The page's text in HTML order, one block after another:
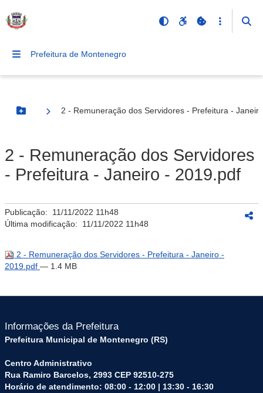
Prefeitura de Montenegro
Botão Menu
2 - Remuneração dos Servidores - Prefeitura -
2 - Remuneração dos Servidores
- Prefeitura - Janeiro - 2019.pdf
Publicação: 11/11/2022 11h48
Última modificação: 11/11/2022 11h48
2 - Remuneração dos Servidores - Prefeitura - Janeiro -
2019.pdf — 1.4 MB
Informações da Prefeitura
Prefeitura Municipal de Montenegro (RS)
Centro Administrativo
Rua Ramiro Barcelos, 2993 CEP 92510-275
Horário de atendimento: 08:00 - 12:00 | 13:30 - 16:30